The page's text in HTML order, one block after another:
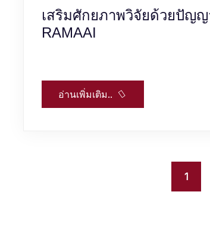
เสริมศักยภาพวิจัยด้วยปัญ
RAMAAI
อ่านเพิ่มเติม..
1